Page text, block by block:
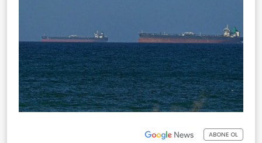
ABONE OL